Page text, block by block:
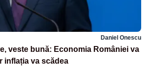
Daniel Onescu
veste bună: Economia României va
inflația va scădea